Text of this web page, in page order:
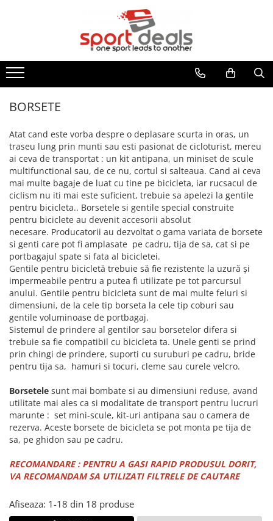
BICICLETE MOUNTAIN BIKE
BICICLETE MTB-HT
BICICLETE MTB-FS
FAT BIKE
BICICLETE BMX/DIRT
BICICLETE ORAS-TREKKING
BICICLETE PLIABILE
BICICLETE ELECTRICE
BICICLETE COPII
24" (varsta peste 10 ani)
20" (varsta 7-10 ani)
18" (varsta 5-7 ani)
16" (varsta 4-6 ani)
14" (varsta 3-5 ani)
12" (varsta 2-4 ani)
BALANCE BIKE (varsta 2-3 ani)
ACCESORII/COMPONENTE
ACCESORII BICICLETE
ACCESORII TELEFON
DEGRESANTI
APARATORI NOROI
BIDONASE/SUPORTI
CICLOCOMPUTERE/CEASURI/GPS
CRICURI
ROTI AJUTATOARE
INTRETINERE
LUMINI
POMPE
PORTBAGAJE / COSURI
SCULE DEPANARE
SONERII
ALTE ACCESORII
SUPORTI/STANDURI
SCAUNE COPII
COMPONENTE
ANVELOPE SI CAMERE
CADRE SI PIESE
DIRECTIE
FRANE
FURCI SI AMORTIZOARE
PIESE E-BIKE
RULMENTI
SEI SI COMPONENTE
ECHIPAMENT CICLISM
CASTI CICLISM
GENTI/COBURI/ BORSETE
BORSETE
RUCSACI
COSTUME TRIATLON
IMBRACAMINTE
BLUZE
INCALZITOARE
JACHETE
PANTALONI
TRICOURI
VESTE
HANORACE
INCALTAMINTE
HUSE PANTOFI
PANTOFI CASUAL
PANTOFI CICLISM
MANUSI
OCHELARI
LENTILE
OCHELARI CASUAL
OCHELARI CICLISM
ARMURI
PROTECTII GENUNCHI
BENZI DE ALERGARE
BICICLETE FITNESS
APARATE MULTIFUNCTIONALE
SIMULATOARE VASLIT
GANTERE/BARE/DISCURI
BARE GREUTATI
BARE TRACTIUNI
DISCURI
GANTERE
GREUTATI INCHEIETURI
KETTLEBELL
ACCESORII FITNESS
PROSOAPE FITNESS/YOGA
BANDAJE/PROTECTII/RECUPERARE
FLEXORI
SALTELE/COVOARE/PAVAJE
SPORT FIT
MASAJ
ARTICOLE INOT
ACCESORII
CASTI INOT
COSTUME DE BAIE
PAPUCI
OCHELARI INOT
PLUTE INOT
VESTE INOT
TENIS
SPORTURI DE IARNA
TRAMBULINE
OUTDOOR
MOBILITATE URBANA
TROTINETE ELECTRICE
TROTINETE
ACCESORII TROTINETE
CAMERE TROTINETE
PIESE TROTINETE
ROLE
BORSETE
Atat cand este vorba despre o deplasare scurta in oras, un
traseu lung prin munti sau esti pasionat de cicloturist, mereu
ai ceva de transportat : un kit antipana, un miniset de scule
multifunctional sau, de ce nu, cortul si salteaua. Cand ai ceva
mai multe bagaje de luat cu tine pe bicicleta, iar rucsacul de
ciclism nu iti mai este suficient, trebuie sa apelezi la gentile
pentru bicicleta.. Borsetele si gentile special construite
pentru biciclete au devenit accesorii absolut
necesare. Producatorii au dezvoltat o gama variata de borsete
si genti care pot fi amplasate pe cadru, tija de sa, cat si pe
portbagajul spate si fata al bicicletei.
Gentile pentru bicicletă trebuie să fie rezistente la uzură și
impermeabile pentru a putea fi utilizate pe tot parcursul
anului. Gentile pentru bicicleta sunt de mai multe feluri si
dimensiuni, de la cele tip borseta la cele tip coburi sau
gentile voluminoase de portbagaj.
Sistemul de prindere al gentilor sau borsetelor difera si
trebuie sa fie compatibil cu bicicleta ta. Unele genti se prind
prin chingi de prindere, suporti cu suruburi pe cadru, bride
pentru tija sa, hamuri si tocuri, cleme sau curele velcro.
Borsetele sunt mai bombate si au dimensiuni reduse, avand
utilitate mai ales ca si modalitate de transport pentru lucruri
marunte : set mini-scule, kit-uri antipana sau o camera de
rezerva. Aceste borsete de bicicleta se pot monta pe tija de
sa, pe ghidon sau pe cadru.
RECOMANDARE : PENTRU A GASI RAPID PRODUSUL DORIT,
VA RECOMANDAM SA UTILIZATI FILTRELE DE CAUTARE
Afiseaza: 1-18 din 18 produse